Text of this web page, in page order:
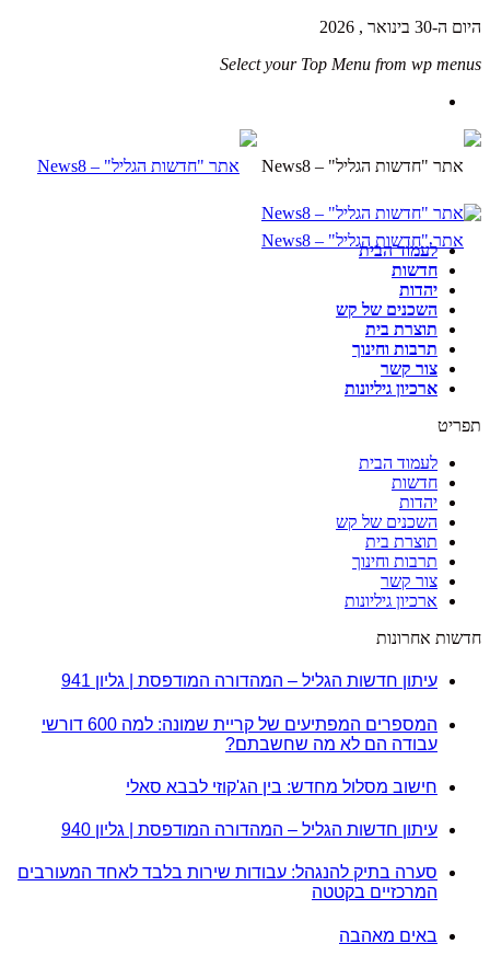
היום ה-30 בינואר , 2026
Select your Top Menu from wp menus
לעמוד הבית
חדשות
יהדות
השכנים של קש
תוצרת בית
תרבות וחינוך
צור קשר
ארכיון גיליונות
תפריט
לעמוד הבית
חדשות
יהדות
השכנים של קש
תוצרת בית
תרבות וחינוך
צור קשר
ארכיון גיליונות
חדשות אחרונות
עיתון חדשות הגליל – המהדורה המודפסת | גליון 941
המספרים המפתיעים של קריית שמונה: למה 600 דורשי
עבודה הם לא מה שחשבתם?
חישוב מסלול מחדש: בין הג'קוזי לבבא סאלי
עיתון חדשות הגליל – המהדורה המודפסת | גליון 940
סערה בתיק להנגהל: עבודות שירות בלבד לאחד המעורבים
המרכזיים בקטטה
באים מאהבה